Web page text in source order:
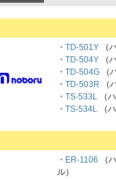
・ TD-501Y（
・ TD-504Y（
・ TD-504G（
・ TD-503R （
・ TS-533L（ハ
・ TS-534L（ハ
・ ER-1106 （
ル）